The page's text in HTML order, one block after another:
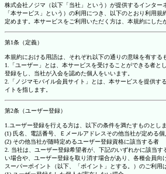
株式会社ノジマ（以下「当社」という）が提供するインター
「本サービス」という）の利用につき、以下のとおり利用
定めます。本サービスをご利用いただく方は、本規約にした
第1条（定義）
本規約における用語は、それぞれ以下の通りの意味を有する
1.「ユーザー」とは、本サービスを受けることができる者と
登録をし、当社が入会を認めた個人をいいます。
2.「ノジマモバイル会員サイト」とは、本サービスを提供す
イトを指します。
第2条（ユーザー登録）
1.ユーザー登録を行える方は、以下の条件を満たすものとしま
(1) 氏名、電話番号、Ｅメールアドレスその他当社が定める
(2) その他当社が随時定めるユーザー登録資格に該当する者
2. 当社は、ユーザー登録希望者が、下記のいずれかに該当す
い場合や、ユーザー登録を取り消す場合があり、各種会員向
スーパーポイント（以下、「ポイント」とする。）のご利用